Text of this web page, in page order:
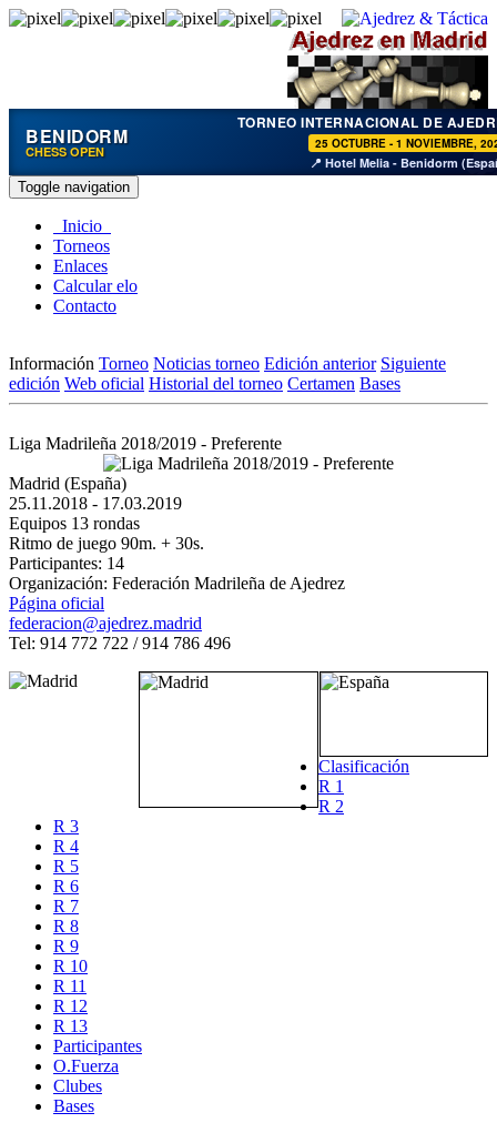
BENIDORM
CHESS OPEN
TORNEO INTERNACIONAL DE
25 OCTUBRE - 1 NOVIEMBRE,
📍 Hotel Melia - Benidorm
Toggle navigation
Inicio
Torneos
Enlaces
Calcular elo
Contacto
Información Torneo Noticias torneo Edición anterior Siguiente
edición Web oficial Historial del torneo Certamen Bases
Liga Madrileña 2018/2019 - Preferente
Madrid (España)
25.11.2018 - 17.03.2019
Equipos 13 rondas
Ritmo de juego 90m. + 30s.
Participantes: 14
Organización: Federación Madrileña de Ajedrez
Página oficial
federacion@ajedrez.madrid
Tel: 914 772 722 / 914 786 496
Clasificación
R 1
R 2
R 3
R 4
R 5
R 6
R 7
R 8
R 9
R 10
R 11
R 12
R 13
Participantes
O.Fuerza
Clubes
Bases